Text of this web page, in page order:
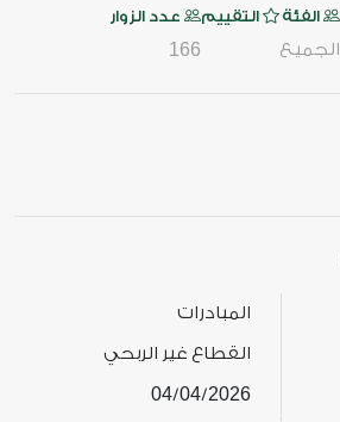
الفئة
الجميع
التقييم عدد الزوار
166
المبادرات
القطاع غير الربحي
04/04/2026